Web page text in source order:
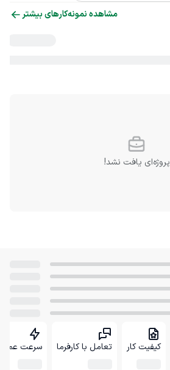
مشاهده نمونه‌کارهای بیشتر
پروژه‌ای یافت نشد!
کیفیت کار تعامل با کارفرما سرعت عمل